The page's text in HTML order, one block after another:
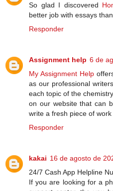
So glad I discovered
better job with essays
Responder
Assignment help 6 de
My Assignment Help
as our professional
each topic of the
on our website that can
write a fresh piece of
Responder
kakai 16 de agosto de
24/7 Cash App Helpline
If you are looking for a